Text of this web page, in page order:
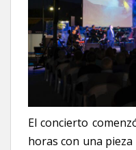
El concierto
horas con una